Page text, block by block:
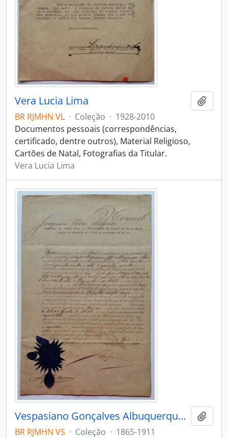
Vera Lucia Lima
BR RJMHN VL · Coleção · 1928-2010
Documentos pessoais (correspondências,
certificado, dentre outros), Material Religioso,
Cartões de Natal, Fotografias da Titular.
Vera Lucia Lima
Vespasiano Gonçalves Albuquerque e Silva
BR RJMHN VS · Coleção · 1865-1911